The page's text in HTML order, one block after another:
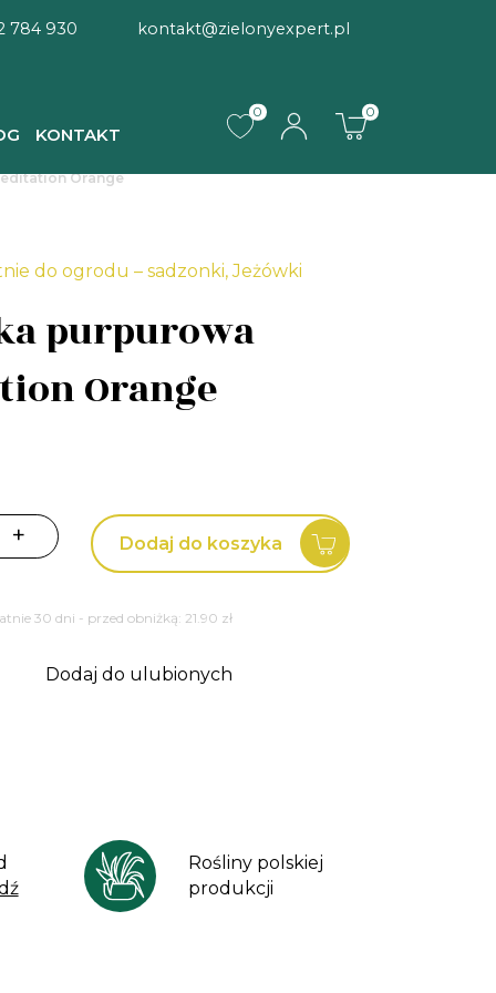
784 930 kontakt@zielonyexpert.pl
KONTAKT
0 0
Orange
do ogrodu – sadzonki,Jeżówki
purpurowa
Orange
+ Dodaj do koszyka
30 dni - przed obniżką: 21.90 zł
Dodaj do ulubionych
Rośliny polskiej
produkcji